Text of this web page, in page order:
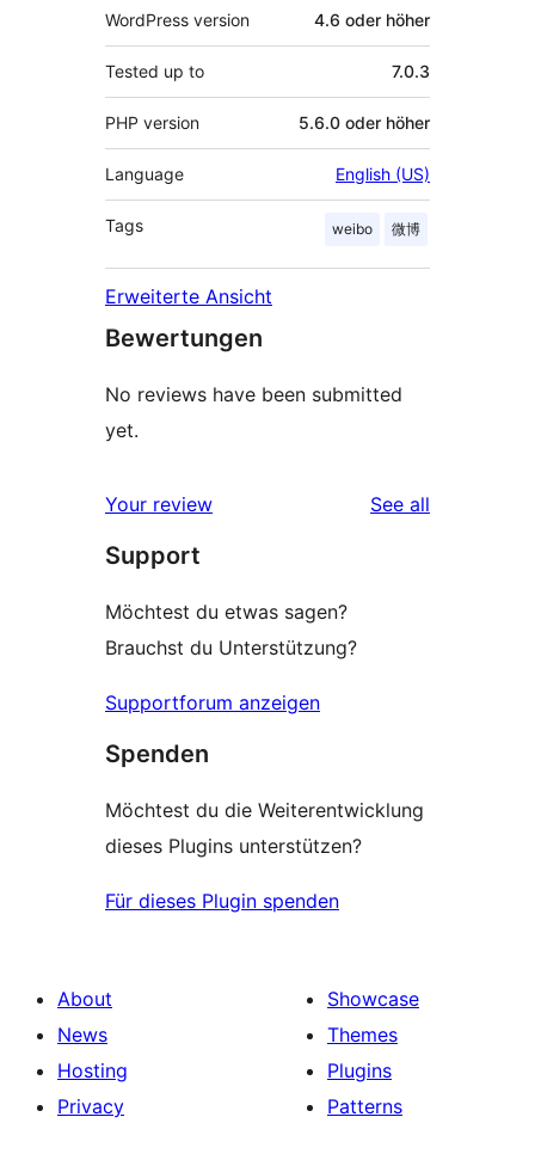
WordPress version 4.6 oder höher
Tested up to 7.0.3
PHP version 5.6.0 oder höher
Language English (US)
Tags weibo 微博
Erweiterte Ansicht
Bewertungen
No reviews have been submitted
yet.
Your review See all
Support
Möchtest du etwas sagen?
Brauchst du Unterstützung?
Supportforum anzeigen
Spenden
Möchtest du die Weiterentwicklung
dieses Plugins unterstützen?
Für dieses Plugin spenden
About
News
Hosting
Privacy
Showcase
Themes
Plugins
Patterns